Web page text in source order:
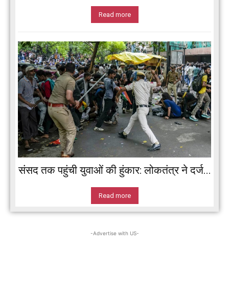
Read more
संसद तक पहुंची युवाओं की हुंकार: लोकतंत्र ने दर्ज...
Read more
-Advertise with US-